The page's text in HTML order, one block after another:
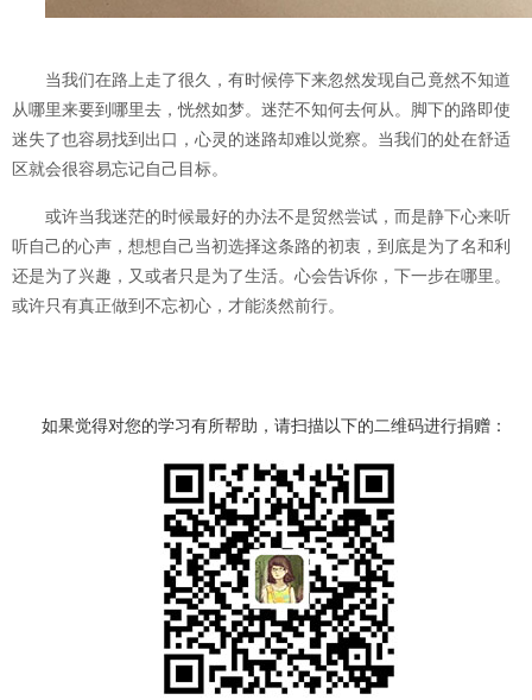
当我们在路上走了很久，有时候停下来忽然发现自己竟然不知道
从哪里来要到哪里去，恍然如梦。迷茫不知何去何从。脚下的路即使
迷失了也容易找到出口，心灵的迷路却难以觉察。当我们的处在舒适
区就会很容易忘记自己目标。
或许当我迷茫的时候最好的办法不是贸然尝试，而是静下心来听
听自己的心声，想想自己当初选择这条路的初衷，到底是为了名和利
还是为了兴趣，又或者只是为了生活。心会告诉你，下一步在哪里。
或许只有真正做到不忘初心，才能淡然前行。
如果觉得对您的学习有所帮助，请扫描以下的二维码进行捐赠：